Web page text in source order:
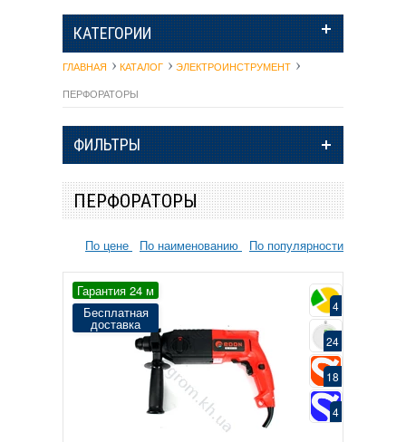
КАТЕГОРИИ
ГЛАВНАЯ КАТАЛОГ
ЭЛЕКТРОИНСТРУМЕНТ
ПЕРФОРАТОРЫ
ФИЛЬТРЫ
ПЕРФОРАТОРЫ
По цене По наименованию По популярности
Гарантия 24 м
Бесплатная
доставка
4
24
18
4